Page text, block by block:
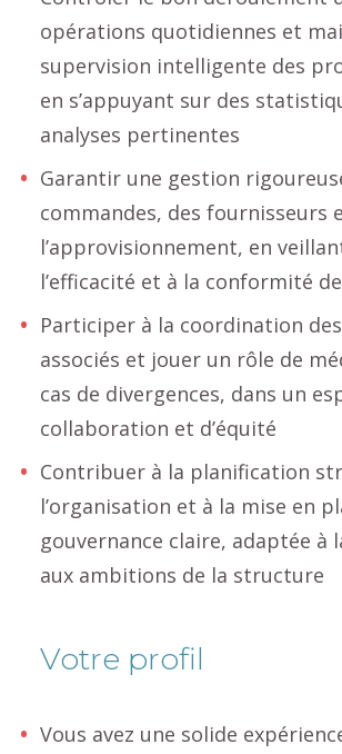
opérations quotidiennes et
supervision intelligente des
en s’appuyant sur des
analyses pertinentes
Garantir une gestion
commandes, des fournisseurs
l’approvisionnement, en
l’efficacité et à la conformité
Participer à la coordination
associés et jouer un rôle de
cas de divergences, dans un
collaboration et d’équité
Contribuer à la planification
l’organisation et à la mise en
gouvernance claire, adaptée à
aux ambitions de la structure
Votre profil
Vous avez une solide